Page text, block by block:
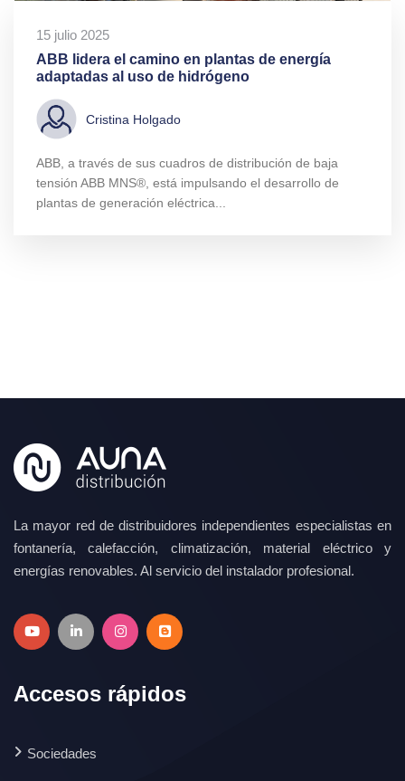
15 julio 2025
ABB lidera el camino en plantas de energía
adaptadas al uso de hidrógeno
Cristina Holgado
ABB, a través de sus cuadros de distribución de baja
tensión ABB MNS®, está impulsando el desarrollo de
plantas de generación eléctrica...
La mayor red de distribuidores independientes especialistas en
fontanería, calefacción, climatización, material eléctrico y
energías renovables. Al servicio del instalador profesional.
Accesos rápidos
Sociedades